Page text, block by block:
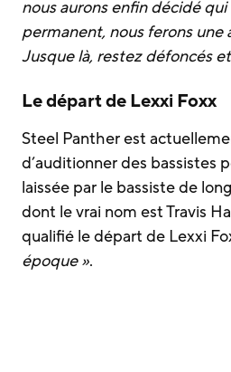
nous aurons enfin décidé
permanent, nous ferons une
Jusque là, restez défoncés
Le départ de Lexxi Foxx
Steel Panther est
d’auditionner des bassistes
laissée par le bassiste de
dont le vrai nom est Travis
qualifié le départ de Lexxi
époque ».